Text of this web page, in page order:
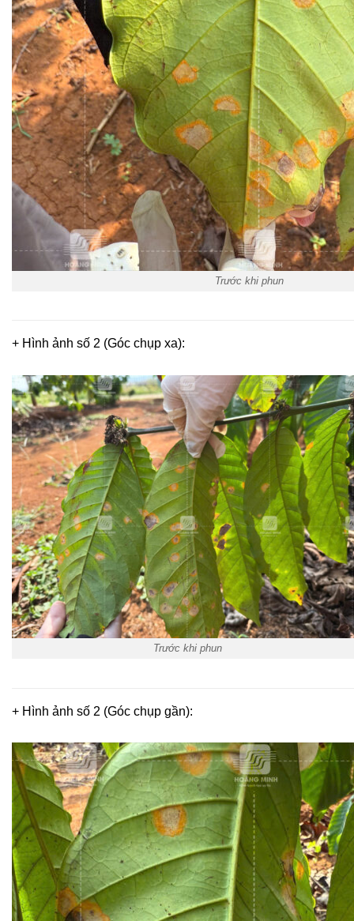
Trước khi phun
+ Hình ảnh số 2 (Góc chụp xa):
Trước khi phun
+ Hình ảnh số 2 (Góc chụp gần):